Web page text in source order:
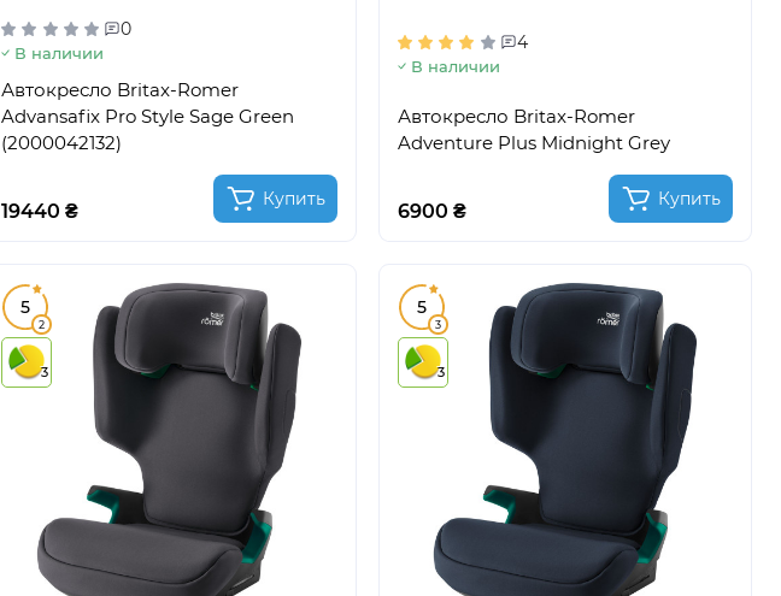
0
В наличии
Автокресло Britax-Romer
Advansafix Pro Style Sage Green
(2000042132)
19440 ₴
Купить
4
В наличии
Автокресло Britax-Romer
Adventure Plus Midnight Grey
6900 ₴
Купить
5
2
3
5
3
3